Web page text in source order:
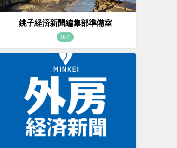
銚子経済新聞編集部準備室
銚子